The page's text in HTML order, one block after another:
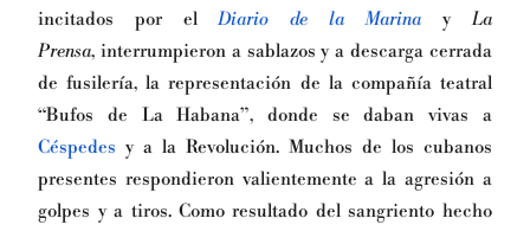
incitados por elDiario de la Marina yLa
Prensa, interrumpieron a sablazos y a descarga cerrada
de fusilería, la representación de la compañía teatral
“Bufos de La Habana”, donde se daban vivas a
Céspedesy a la Revolución. Muchos de los cubanos
presentes respondieron valientemente a la agresión a
golpes y a tiros. Como resultado del sangriento hecho